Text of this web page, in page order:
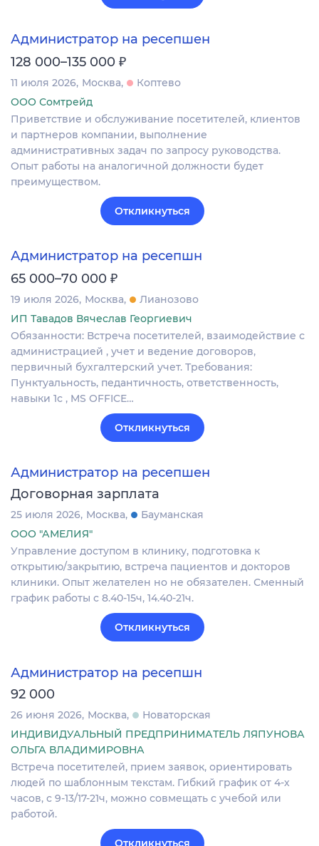
Администратор на ресепшен
128 000–135 000 ₽
11 июля 2026 Москва
Коптево
ООО Сомтрейд
Приветствие и обслуживание посетителей, клиентов
и партнеров компании, выполнение
административных задач по запросу руководства.
Опыт работы на аналогичной должности будет
преимуществом.
Откликнуться
Администратор на ресепшн
65 000–70 000 ₽
19 июля 2026 Москва
Лианозово
ИП Тавадов Вячеслав Георгиевич
Обязанности: Встреча посетителей, взаимодействие с
администрацией , учет и ведение договоров,
первичный бухгалтерский учет. Требования:
Пунктуальность, педантичность, ответственность,
навыки 1с , MS OFFICE…
Откликнуться
Администратор на ресепшен
Договорная зарплата
25 июля 2026 Москва
Бауманская
ООО "АМЕЛИЯ"
Управление доступом в клинику, подготовка к
открытию/закрытию, встреча пациентов и докторов
клиники. Опыт желателен но не обязателен. Сменный
график работы с 8.40-15ч, 14.40-21ч.
Откликнуться
Администратор на ресепшн
92 000
26 июня 2026 Москва
Новаторская
ИНДИВИДУАЛЬНЫЙ ПРЕДПРИНИМАТЕЛЬ ЛЯПУНОВА
ОЛЬГА ВЛАДИМИРОВНА
Встреча посетителей, прием заявок, ориентировать
людей по шаблонным текстам. Гибкий график от 4-х
часов, с 9-13/17-21ч, можно совмещать с учебой или
работой.
Откликнуться